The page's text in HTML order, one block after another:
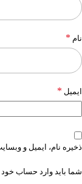
نام *
ایمیل *
ذخیره نام، ایمیل و
شما باید وارد حساب خود